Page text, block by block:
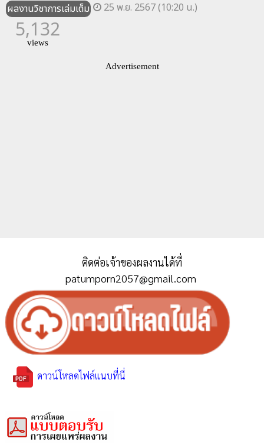
ผลงานวิชาการเล่มเต็ม 25 พ.ย. 2567 (10:20 น.)
5,132
views
Advertisement
ติดต่อเจ้าของผลงานได้ที่
patumporn2057@gmail.com
ดาวน์โหลดไฟล์แนบที่นี่